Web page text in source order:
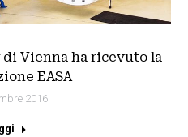
Vienna ha ricevuto la
EASA
2016